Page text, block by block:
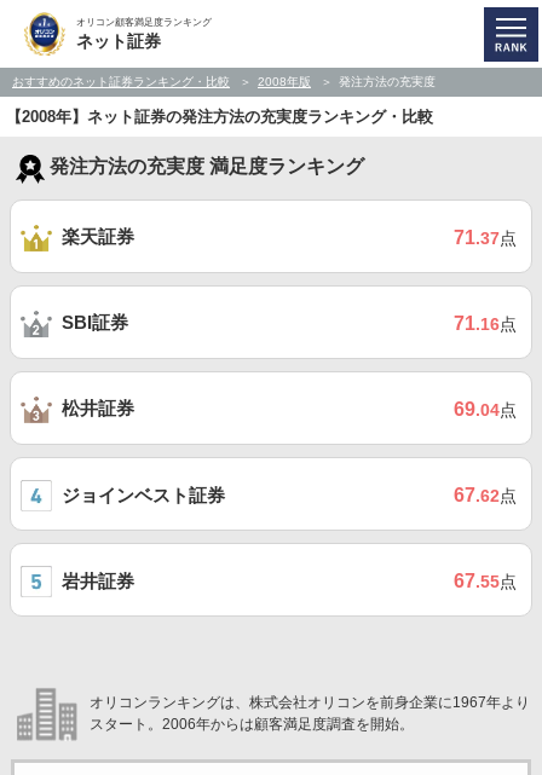
オリコン顧客満足度ランキング
ネット証券
おすすめのネット証券ランキング・比較 2008年版 発注方法の充実度
【2008年】ネット証券の発注方法の充実度ランキング・比較
発注方法の充実度 満足度ランキング
楽天証券 71.37点
SBI証券 71.16点
松井証券 69.04点
ジョインベスト証券 67.62点
岩井証券 67.55点
オリコンランキングは、株式会社オリコンを前身企業に1967年より
スタート。2006年からは顧客満足度調査を開始。